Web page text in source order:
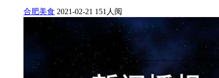
合肥美食 2021-02-21 151人阅